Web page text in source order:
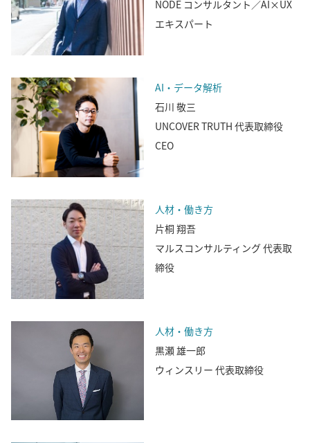
NODE コンサルタント／AI×UX
エキスパート
AI・データ解析
石川 敬三
UNCOVER TRUTH 代表取締役
CEO
人材・働き方
片桐 翔吾
マルスコンサルティング 代表取
締役
人材・働き方
黒瀬 雄一郎
ウィンスリー 代表取締役